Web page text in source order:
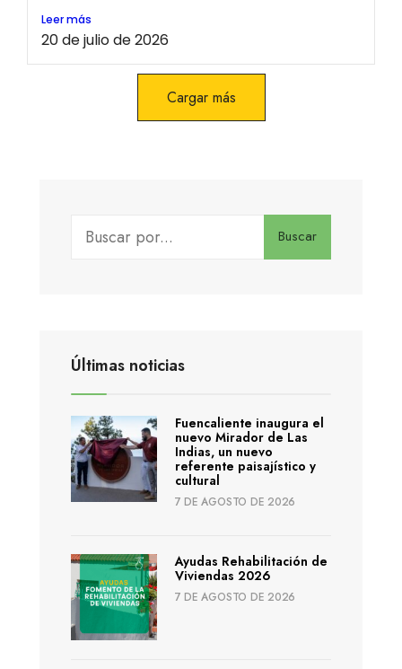
Leer más
20 de julio de 2026
Cargar más
Buscar
Últimas noticias
Fuencaliente inaugura el
nuevo Mirador de Las
Indias, un nuevo
referente paisajístico y
cultural
7 DE AGOSTO DE 2026
Ayudas Rehabilitación de
Viviendas 2026
7 DE AGOSTO DE 2026